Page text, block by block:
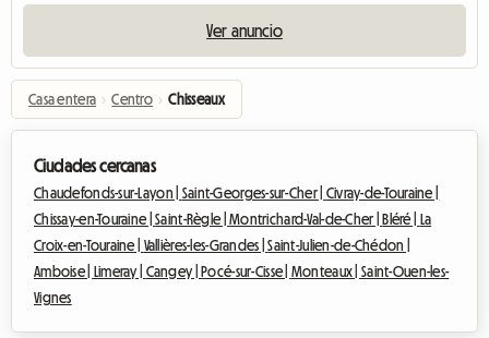
Ver anuncio
Casa entera › Centro › Chisseaux
Ciudades cercanas
Chaudefonds-sur-Layon | Saint-Georges-sur-Cher | Civray-de-Touraine |
Chissay-en-Touraine |Saint-Règle |Montrichard-Val-de-Cher |Bléré | La
Croix-en-Touraine | Vallières-les-Grandes |Saint-Julien-de-Chédon |
Amboise | Limeray | Cangey |Pocé-sur-Cisse | Monteaux |Saint-Ouen-les-
Vignes